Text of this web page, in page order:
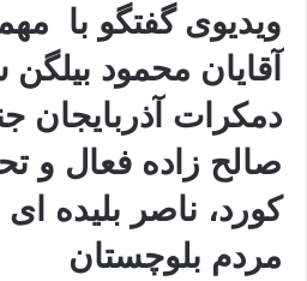
ویدیوی گفتگو با
آقایان محمود
دمکرات آذربایجان
صالح زاده فعال و
کورد، ناصر بلیده
مردم بلوچستان